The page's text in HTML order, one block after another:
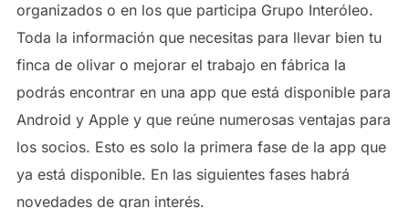
organizados o en los que participa Grupo Interóleo.
Toda la información que necesitas para llevar bien tu
finca de olivar o mejorar el trabajo en fábrica la
podrás encontrar en una app que está disponible para
Android y Apple y que reúne numerosas ventajas para
los socios. Esto es solo la primera fase de la app que
ya está disponible. En las siguientes fases habrá
novedades de gran interés.